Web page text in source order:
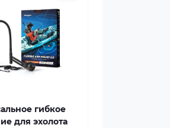
гибкое
для эхолота